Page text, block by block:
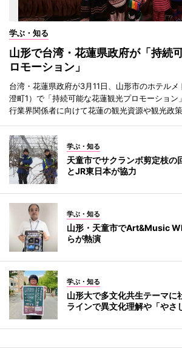
学ぶ・知る
山形で台湾・花蓮県政府が「持続
ロモーション」
台湾・花蓮県政府が3月11日、山形市のホテル
澄町1）で「持続可能な花蓮観光プロモーション
行業界関係者に向けて花蓮の観光資源や観光政策
学ぶ・知る
天童市でサクランボ剪定枝
とJR東日本が協力
学ぶ・知る
山形・天童市でArt&Music
らが熱演
学ぶ・知る
山形大で多文化共生テーマ
ラインで異文化理解や「やさ